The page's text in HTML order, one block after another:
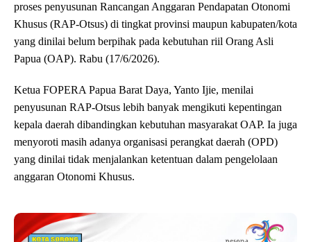
proses penyusunan Rancangan Anggaran Pendapatan Otonomi
Khusus (RAP-Otsus) di tingkat provinsi maupun kabupaten/kota
yang dinilai belum berpihak pada kebutuhan riil Orang Asli
Papua (OAP). Rabu (17/6/2026).
Ketua FOPERA Papua Barat Daya, Yanto Ijie, menilai
penyusunan RAP-Otsus lebih banyak mengikuti kepentingan
kepala daerah dibandingkan kebutuhan masyarakat OAP. Ia juga
menyoroti masih adanya organisasi perangkat daerah (OPD)
yang dinilai tidak menjalankan ketentuan dalam pengelolaan
anggaran Otonomi Khusus.